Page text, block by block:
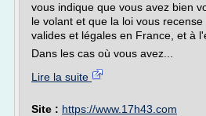
vous indique que vous avez bien
le volant et que la loi vous
valides et légales en France, et à
Dans les cas où vous avez...
Lire la suite
Site : https://www.17h43.com